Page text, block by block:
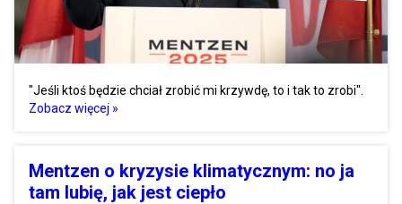
"Jeśli ktoś będzie chciał zrobić mi krzywdę, to i tak to zrobi".
Zobacz więcej »
Mentzen o kryzysie klimatycznym: no ja
tam lubię, jak jest ciepło